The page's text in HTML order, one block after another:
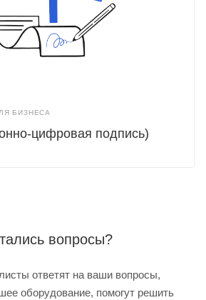
БИЗНЕСА
цифровая подпись)
вопросы?
ответят на ваши вопросы,
оборудование, помогут решить